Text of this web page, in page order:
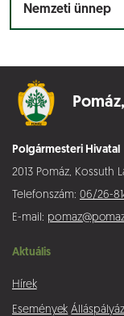
Nemzeti ünnep
Pomáz,
Polgármesteri Hivatal
2013 Pomáz, Kossuth
Telefonszám: 06/26-
E-mail:
Aktuális
Hírek
Események